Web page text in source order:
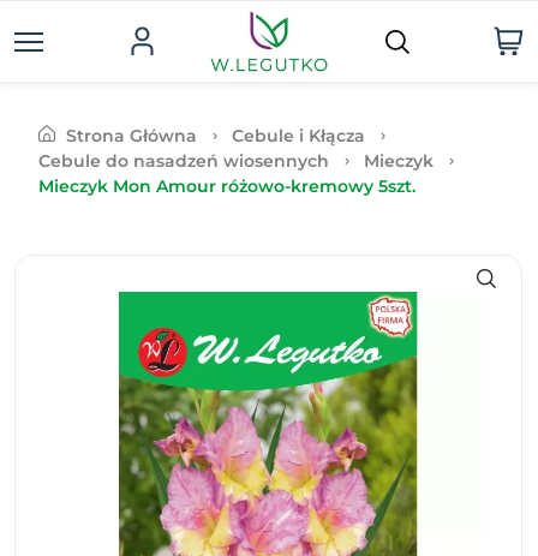
Strona Główna
Cebule i Kłącza
Cebule do nasadzeń wiosennych
Mieczyk
Mieczyk Mon Amour różowo-kremowy 5szt.